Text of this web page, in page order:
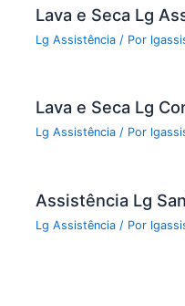
Lava e Seca Lg
Lg Assistência / Por
Lava e Seca Lg
Lg Assistência / Por
Assistência Lg
Lg Assistência / Por